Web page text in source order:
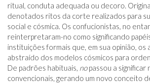
ritual, conduta adequada ou decoro.
denotados ritos da corte realizados para
social e cósmica. Os confucionistas, no
reinterpretaram-no como significando
instituições formais que, em sua opinião, os
abstraído dos modelos cósmicos para
De padrões habituais, nopassou a significar
convencionais, gerando um novo conceito